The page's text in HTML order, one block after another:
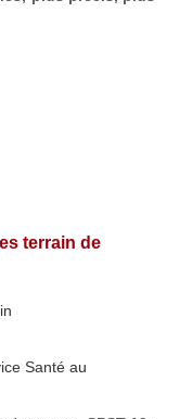
terrain de
Santé au